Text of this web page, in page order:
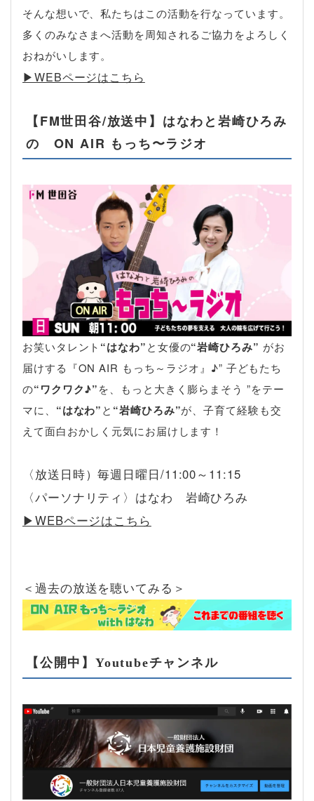
そんな想いで、私たちはこの活動を行なっています。
多くのみなさまへ活動を周知されるご協力をよろしく
おねがいします。
▶︎WEBページはこちら
【FM世田谷/放送中】はなわと岩崎ひろみ
の ON AIR もっち〜ラジオ
お笑いタレント “はなわ”と女優の“岩崎ひろみ” がお
届けする『ON AIR もっち～ラジオ』♪” 子どもたち
の“ワクワク♪”を、もっと大きく膨らまそう ”をテー
マに、 “はなわ”と “岩崎ひろみ”が、子育て経験も交
えて面白おかしく元気にお届けします！
〈放送日時）毎週日曜日/11:00～11:15
〈パーソナリティ〉はなわ 岩崎ひろみ
▶︎WEBページはこちら
＜過去の放送を聴いてみる＞
【公開中】Youtubeチャンネル